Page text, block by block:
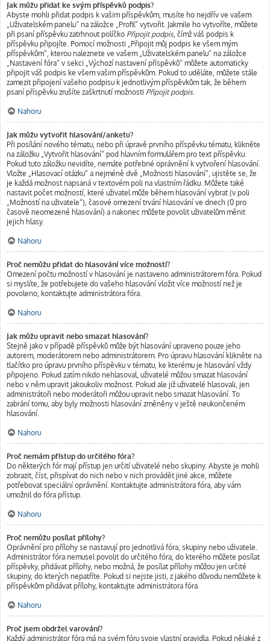
Jak můžu přidat ke svým příspěvků podpis?
Abyste mohli přidat podpis k vašim příspěvkům, musíte ho nejdřív ve vašem
„Uživatelském panelu“ na záložce „Profil“ vytvořit. Jakmile ho vytvoříte, můžete
při psaní příspěvku zatrhnout políčko Připojit podpis, čímž váš podpis k
příspěvku připojíte. Pomocí možnosti „Připojit můj podpis ke všem mým
příspěvkům“, kterou naleznete ve vašem „Uživatelském panelu“ na záložce
„Nastavení fóra“ v sekci „Výchozí nastavení příspěvků“ můžete automaticky
připojit váš podpis ke všem vašim příspěvkům. Pokud to uděláte, můžete stále
zamezit připojení vašeho podpisu k jednotlivým příspěvkům tak, že během
psaní příspěvku zrušíte zaškrtnutí možnosti Připojit podpis.
Nahoru
Jak můžu vytvořit hlasování/anketu?
Při posílání nového tématu, nebo při úpravě prvního příspěvku tématu, klikněte
na záložku „Vytvořit hlasování“ pod hlavním formulářem pro text příspěvku.
Pokud tuto záložku nevidíte, nemáte potřebné oprávnění k vytvoření hlasování.
Vložte „Hlasovací otázku“ a nejméně dvě „Možnosti hlasování“, ujistěte se, že
je každá možnost napsaná v textovém poli na vlastním řádku. Můžete také
nastavit počet možností, které uživatel může během hlasování vybrat (v poli
„Možností na uživatele“), časové omezení trvání hlasování ve dnech (0 pro
časově neomezené hlasování) a nakonec můžete povolit uživatelům měnit
jejich hlasy.
Nahoru
Proč nemůžu přidat do hlasování více možností?
Omezení počtu možností v hlasování je nastaveno administrátorem fóra. Pokud
si myslíte, že potřebujete do vašeho hlasování vložit více možností než je
povoleno, kontaktujte administrátora fóra.
Nahoru
Jak můžu upravit nebo smazat hlasování?
Stejně jako v případě příspěvků může být hlasování upraveno pouze jeho
autorem, moderátorem nebo administrátorem. Pro úpravu hlasování klikněte na
tlačítko pro úpravu prvního příspěvku v tématu, ke kterému je hlasování vždy
připojeno. Pokud zatím nikdo nehlasoval, uživatelé můžou smazat hlasování
nebo v něm upravit jakoukoliv možnost. Pokud ale již uživatelé hlasovali, jen
administrátoři nebo moderátoři můžou upravit nebo smazat hlasování. To
zabrání tomu, aby byly možnosti hlasování změněny v ještě neukončeném
hlasování.
Nahoru
Proč nemám přístup do určitého fóra?
Do některých fór mají přístup jen určití uživatelé nebo skupiny. Abyste je mohli
zobrazit, číst, přispívat do nich nebo v nich provádět jiné akce, můžete
potřebovat speciální oprávnění. Kontaktujte administrátora fóra, aby vám
umožnil do fóra přístup.
Nahoru
Proč nemůžu posílat přílohy?
Oprávnění pro přílohy se nastavují pro jednotlivá fóra, skupiny nebo uživatele.
Administrátor fóra nemusel povolit do určitého fóra, do kterého můžete posílat
příspěvky, přidávat přílohy, nebo možná, že posílat přílohy můžou jen určité
skupiny, do kterých nepatříte. Pokud si nejste jisti, z jakého důvodu nemůžete k
příspěvkům přidávat přílohy, kontaktujte administrátora fóra.
Nahoru
Proč jsem obdržel varování?
Každý administrátor fóra má na svém fóru svoje vlastní pravidla. Pokud nějaké z